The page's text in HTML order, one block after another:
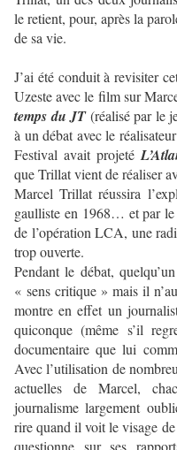
le retient, pour, après la
de sa vie.
J’ai été conduit à revisiter
Uzeste avec le film sur
temps du JT(réalisé par le
à un débat avec le
Festival avait projeté
que Trillat vient de réaliser
Marcel Trillat réussira
gaulliste en 1968… et par
de l’opération LCA, une
trop ouverte.
Pendant le débat,
« sens critique » mais il
montre en effet un
quiconque (même s’il
documentaire que lui
Avec l’utilisation de
actuelles de Marcel,
journalisme largement
rire quand il voit le visage
questionne sur ses